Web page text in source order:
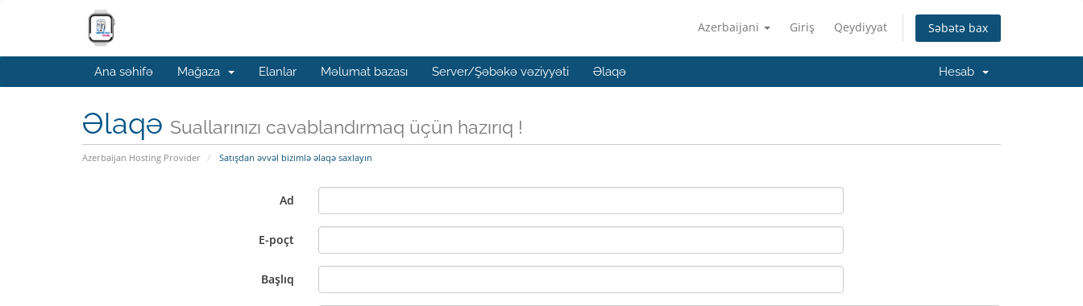
Azerbaijani Giriş Qeydiyyat Səbətə bax
Ana səhifə Mağaza Elanlar Məlumat bazası Server/Şəbəkə vəziyyəti Əlaqə Hesab
Əlaqə Suallarınızı cavablandırmaq üçün hazırıq !
Azerbaijan Hosting Provider Satışdan əvvəl bizimlə əlaqə saxlayın
Ad
E-poçt
Başlıq